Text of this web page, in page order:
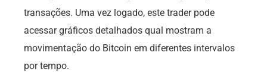
transações. Uma vez logado, este trader pode
acessar gráficos detalhados qual mostram a
movimentação do Bitcoin em diferentes intervalos
por tempo.